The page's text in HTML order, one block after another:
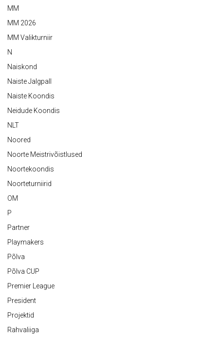
MM
MM 2026
MM Valikturniir
N
Naiskond
Naiste Jalgpall
Naiste Koondis
Neidude Koondis
NLT
Noored
Noorte Meistrivõistlused
Noortekoondis
Noorteturniirid
OM
P
Partner
Playmakers
Põlva
Põlva CUP
Premier League
President
Projektid
Rahvaliiga